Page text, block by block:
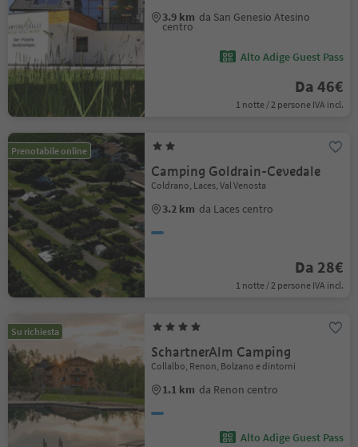
3.9 km da San Genesio Atesino
centro
Alto Adige Guest Pass
Da 46€
1 notte / 2 persone IVA incl.
Prenotabile online
Camping Goldrain-Cevedale
Coldrano, Laces, Val Venosta
3.2 km da Laces centro
Da 28€
1 notte / 2 persone IVA incl.
Su richiesta
SchartnerAlm Camping
Collalbo, Renon, Bolzano e dintorni
1.1 km da Renon centro
Alto Adige Guest Pass